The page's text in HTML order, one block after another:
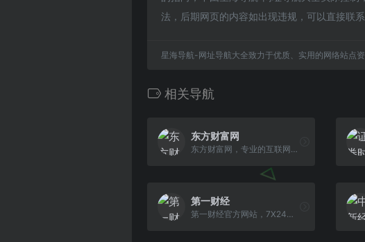
法，后期网页的内容如出现违规，可以直接联
星海导航-网址导航大全致力于优质、实用的网络站点资
相关导航
东方财富网
东方财富网，专业的互联网财经媒体，提供7*24小时财经资讯及全球金融市场报价，汇聚全方位的综合财经资讯和金融市场资讯，覆盖股票、财经、证券、金融、美股、港股、行情、基金、债券、期货、外汇、科创板、保险、信托、黄金、理财、商业、银行、博客、股吧、财迷、论坛等财经综合信息
第一财经
第一财经官方网站，7X24小时提供股市行情、经济大势、金融政策、行业动态、专家分析等财经资讯；全网独家直播谈股论金、今日股市、公司与行业、解码财商、头脑风暴等第一财经电视节目。